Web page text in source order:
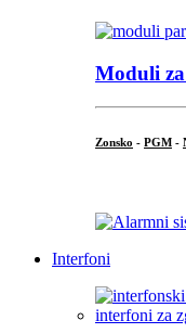
Moduli
Zonsko - PGM -
Interfoni